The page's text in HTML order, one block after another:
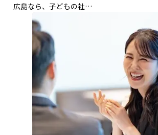
広島なら、子どもの社…